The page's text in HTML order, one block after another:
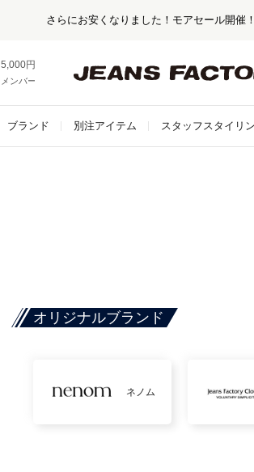
さらにお安くなりました！モアセール開催！
5,000円以上お買い上げで送料無料！
メンバー登録でお得な情報をゲット。さらに詳しく
ブランド 別注アイテム スタッフスタイリ
オリジナルブランド
ネノム